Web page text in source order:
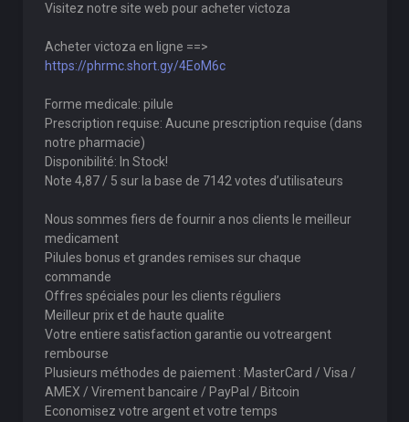
Visitez notre site web pour acheter victoza
Acheter victoza en ligne ==>
https://phrmc.short.gy/4EoM6c
Forme medicale: pilule
Prescription requise: Aucune prescription requise (dans
notre pharmacie)
Disponibilité: In Stock!
Note 4,87 / 5 sur la base de 7142 votes d’utilisateurs
Nous sommes fiers de fournir a nos clients le meilleur
medicament
Pilules bonus et grandes remises sur chaque
commande
Offres spéciales pour les clients réguliers
Meilleur prix et de haute qualite
Votre entiere satisfaction garantie ou votreargent
rembourse
Plusieurs méthodes de paiement : MasterCard / Visa /
AMEX / Virement bancaire / PayPal / Bitcoin
Economisez votre argent et votre temps